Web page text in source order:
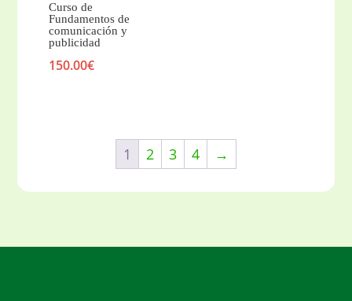
Curso de
Fundamentos de
comunicación y
publicidad
150.00€
1 2 3 4 →